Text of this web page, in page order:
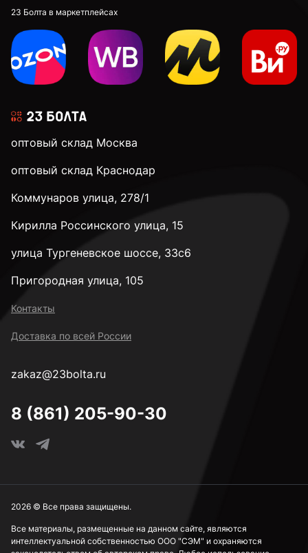
к.п. 12,9
М4
М8
М10
М18
М22
23 Болта в маркетплейсах
оптовый склад Москва
оптовый склад Краснодар
Коммунаров улица, 278/1
Кирилла Россинского улица, 15
улица Тургеневское шоссе, 33с6
Пригородная улица, 105
Контакты
Доставка по всей России
zakaz@23bolta.ru
8 (861) 205-90-30
Все материалы, размещенные на данном сайте, являются
интеллектуальной собственностью ООО "СЭМ" и охраняются
2026 © Все права защищены.